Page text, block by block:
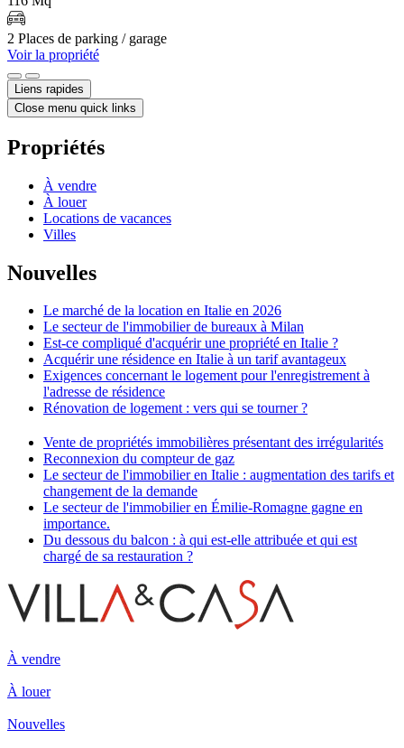
2 Places de parking / garage
Voir la propriété
Liens rapides
Close menu quick links
Propriétés
À vendre
À louer
Locations de vacances
Villes
Nouvelles
Le marché de la location en Italie en 2026
Le secteur de l'immobilier de bureaux à Milan
Est-ce compliqué d'acquérir une propriété en Italie ?
Acquérir une résidence en Italie à un tarif avantageux
Exigences concernant le logement pour l'enregistrement à
l'adresse de résidence
Rénovation de logement : vers qui se tourner ?
Vente de propriétés immobilières présentant des irrégularités
Reconnexion du compteur de gaz
Le secteur de l'immobilier en Italie : augmentation des tarifs et
changement de la demande
Le secteur de l'immobilier en Émilie-Romagne gagne en
importance.
Du dessous du balcon : à qui est-elle attribuée et qui est
chargé de sa restauration ?
À vendre
À louer
Nouvelles